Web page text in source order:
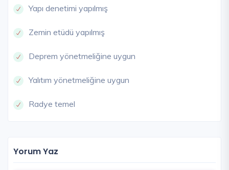
Yapı denetimi yapılmış
Zemin etüdü yapılmış
Deprem yönetmeliğine uygun
Yalıtım yönetmeliğine uygun
Radye temel
Yorum Yaz